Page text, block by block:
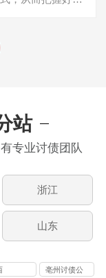
站
专业讨债团队
浙江
山东
亳州讨债公